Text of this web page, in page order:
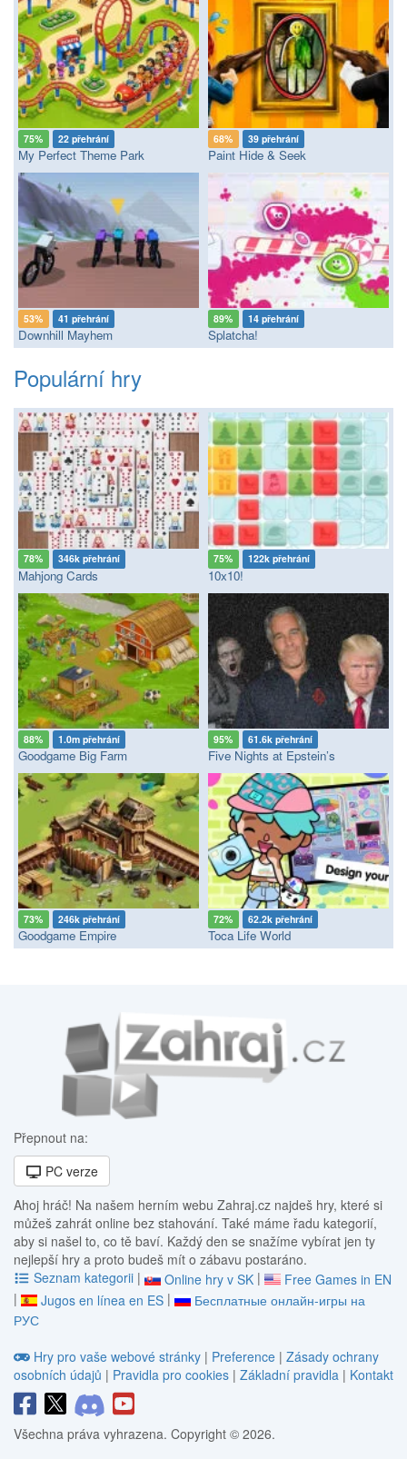
75% 22 přehrání
My Perfect Theme Park
68% 39 přehrání
Paint Hide & Seek
53% 41 přehrání
Downhill Mayhem
89% 14 přehrání
Splatcha!
Populární hry
78% 346k přehrání
Mahjong Cards
75% 122k přehrání
10x10!
88% 1.0m přehrání
Goodgame Big Farm
95% 61.6k přehrání
Five Nights at Epstein’s
73% 246k přehrání
Goodgame Empire
72% 62.2k přehrání
Toca Life World
Přepnout na:
PC verze
Ahoj hráč! Na našem herním webu Zahraj.cz najdeš hry, které si
můžeš zahrát online bez stahování. Také máme řadu kategorií,
aby si našel to, co tě baví. Každý den se snažíme vybírat jen ty
nejlepší hry a proto budeš mít o zábavu postaráno.
Seznam kategorii | Online hry v SK |
Free Games in EN
|
Jugos en línea en ES |
Бесплатные онлайн-игры на
РУС
Hry pro vaše webové stránky | Preference | Zásady ochrany
osobních údajů | Pravidla pro cookies | Základní pravidla | Kontakt
Všechna práva vyhrazena. Copyright © 2026.